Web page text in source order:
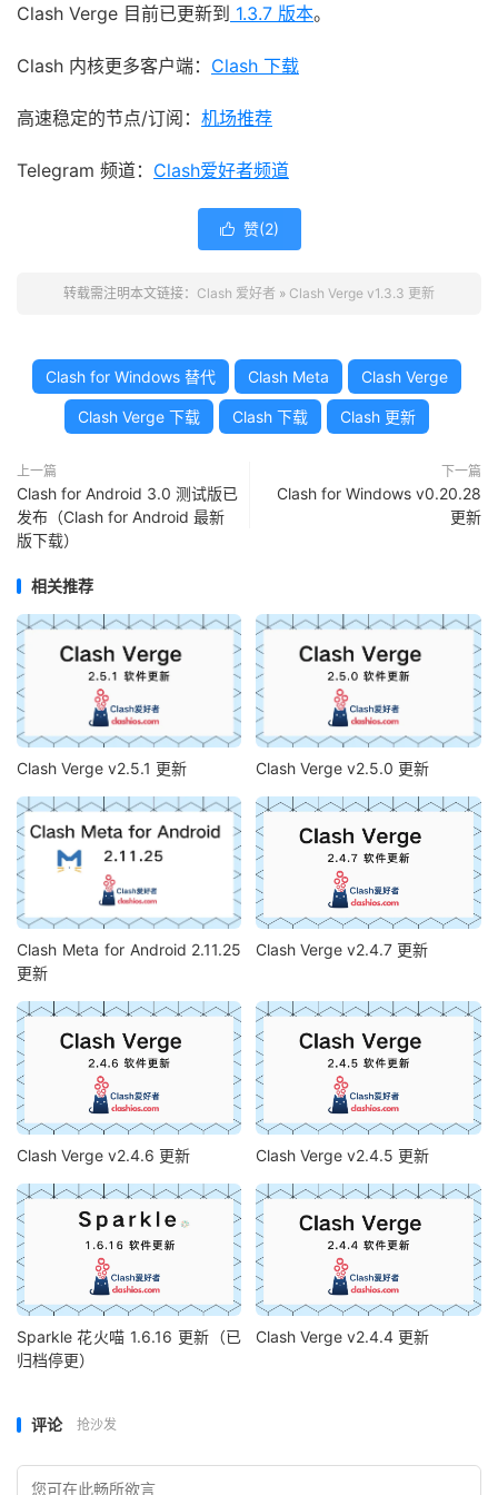
Clash Verge 目前已更新到 1.3.7 版本。
Clash 内核更多客户端： Clash 下载
高速稳定的节点/订阅： 机场推荐
Telegram 频道： Clash爱好者频道
 赞(2)
转载需注明本文链接： Clash 爱好者 » Clash Verge v1.3.3 更新
Clash for Windows 替代 Clash Meta Clash Verge
Clash Verge 下载 Clash 下载 Clash 更新
上一篇
Clash for Android 3.0 测试版已
发布（Clash for Android 最新
版下载）
下一篇
Clash for Windows v0.20.28
更新
相关推荐
Clash Verge v2.5.1 更新 Clash Verge v2.5.0 更新
Clash Meta for Android 2.11.25
更新
Clash Verge v2.4.7 更新
Clash Verge v2.4.6 更新 Clash Verge v2.4.5 更新
Sparkle 花火喵 1.6.16 更新（已
归档停更）
Clash Verge v2.4.4 更新
评论 抢沙发